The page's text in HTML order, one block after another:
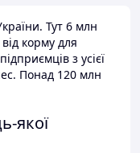
Тут 6 млн
корму для
з усієї
Понад 120 млн
якої